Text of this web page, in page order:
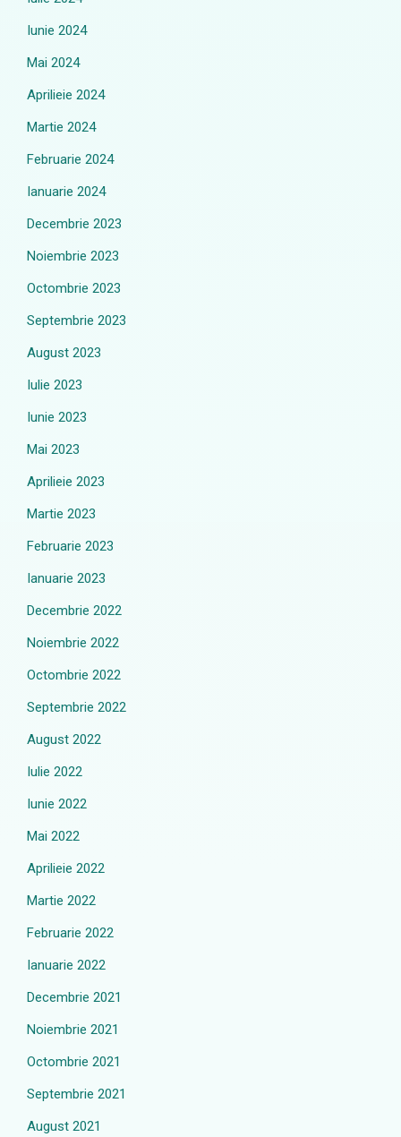
Iunie 2024
Mai 2024
Aprilieie 2024
Martie 2024
Februarie 2024
Ianuarie 2024
Decembrie 2023
Noiembrie 2023
Octombrie 2023
Septembrie 2023
August 2023
Iulie 2023
Iunie 2023
Mai 2023
Aprilieie 2023
Martie 2023
Februarie 2023
Ianuarie 2023
Decembrie 2022
Noiembrie 2022
Octombrie 2022
Septembrie 2022
August 2022
Iulie 2022
Iunie 2022
Mai 2022
Aprilieie 2022
Martie 2022
Februarie 2022
Ianuarie 2022
Decembrie 2021
Noiembrie 2021
Octombrie 2021
Septembrie 2021
August 2021